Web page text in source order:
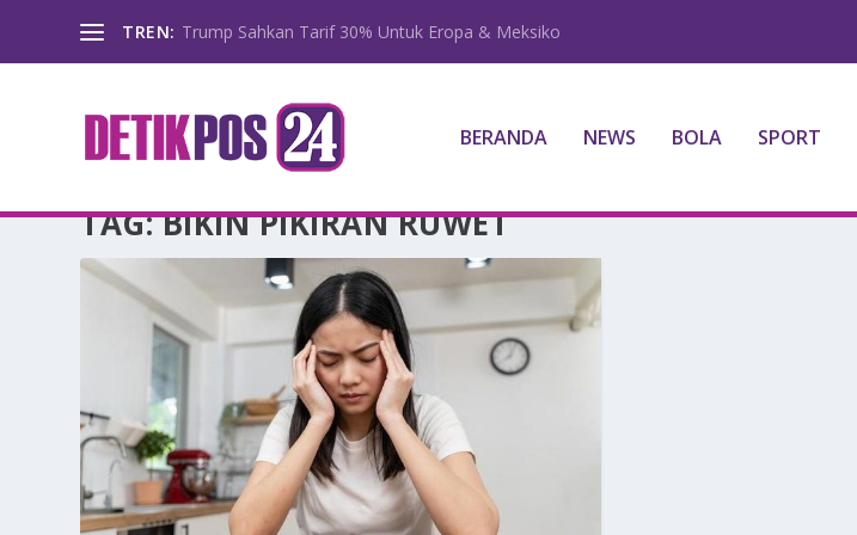
TREN: Trump Sahkan Tarif 30% Untuk Eropa & Meksiko
BERANDA NEWS BOLA SPORT
TAG:BIKIN PIKIRAN RUWET